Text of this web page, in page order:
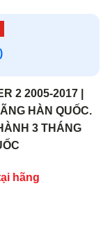
)
2 2005-2017 |
HÀN QUỐC.
3 THÁNG
hãng